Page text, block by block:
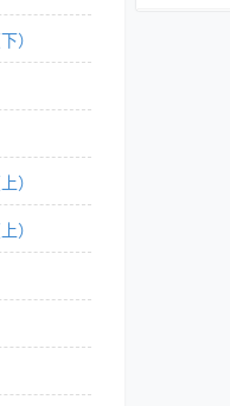
）
）
）